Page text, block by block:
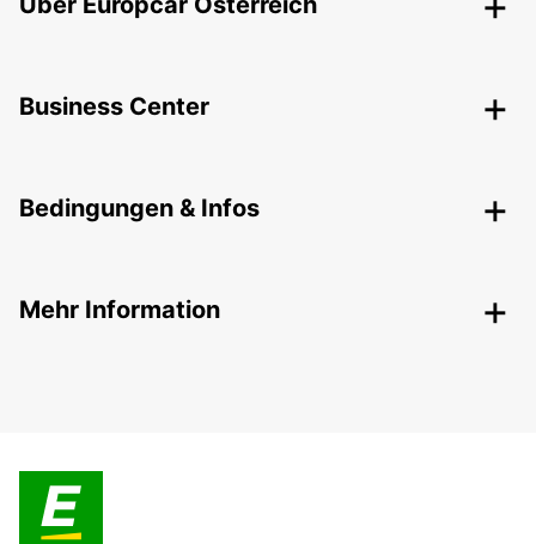
Business Center
Bedingungen & Infos
Mehr Information